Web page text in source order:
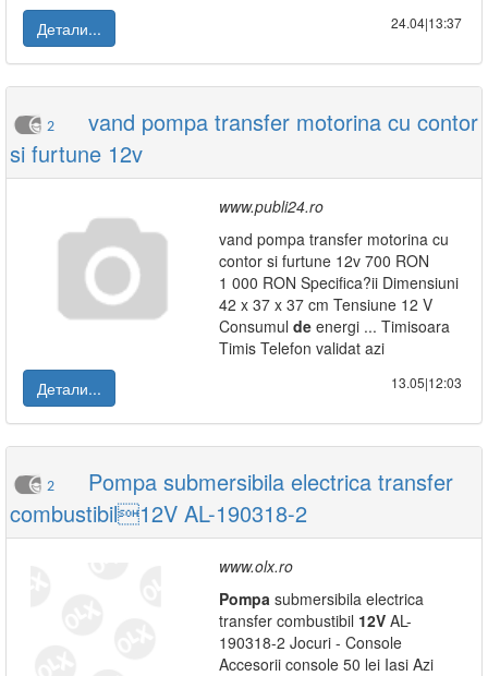
Детали...
24.04|13:37
2
vand pompa transfer motorina cu contor
si furtune 12v
www.publi24.ro
vand pompa transfer motorina cu
contor si furtune 12v 700 RON
1 000 RON Specifica?ii Dimensiuni
42 x 37 x 37 cm Tensiune 12 V
Consumul de energi ... Timisoara
Timis Telefon validat azi
Детали...
13.05|12:03
2
Pompa submersibila electrica transfer
combustibil12V AL-190318-2
www.olx.ro
Pompa submersibila electrica
transfer combustibil 12V AL-
190318-2 Jocuri - Console
Accesorii console 50 lei Iasi Azi